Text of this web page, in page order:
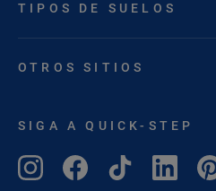
TIPOS DE SUELOS
OTROS SITIOS
SIGA A QUICK-STEP